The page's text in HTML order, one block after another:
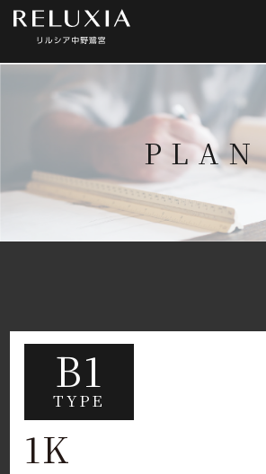
トップ
PLAN
B1
TYPE
1K